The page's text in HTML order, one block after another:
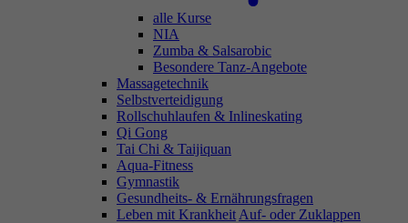
alle Kurse
NIA
Zumba & Salsarobic
Besondere Tanz-Angebote
Massagetechnik
Selbstverteidigung
Rollschuhlaufen & Inlineskating
Qi Gong
Tai Chi & Taijiquan
Aqua-Fitness
Gymnastik
Gesundheits- & Ernährungsfragen
Leben mit Krankheit Auf- oder Zuklappen